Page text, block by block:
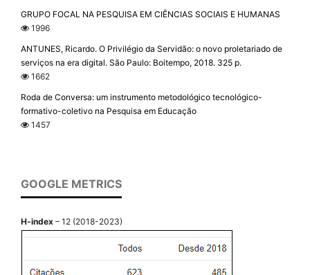
GRUPO FOCAL NA PESQUISA EM CIÊNCIAS SOCIAIS E HUMANAS
1996
ANTUNES, Ricardo. O Privilégio da Servidão: o novo proletariado de
serviços na era digital. São Paulo: Boitempo, 2018. 325 p.
1662
Roda de Conversa: um instrumento metodológico tecnológico-
formativo-coletivo na Pesquisa em Educação
1457
GOOGLE METRICS
H-index – 12 (2018-2023)